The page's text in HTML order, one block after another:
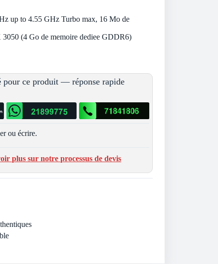
up to 4.55 GHz Turbo max, 16 Mo de
(4 Go de memoire dediee GDDR6)
pour ce produit — réponse rapide
ou écrire.
plus sur notre processus de devis